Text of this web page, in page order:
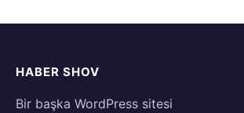
HABER SHOV
Bir başka WordPress sitesi